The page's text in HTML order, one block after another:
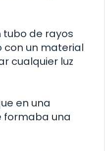
tubo de rayos
con un material
cualquier luz
en una
formaba una